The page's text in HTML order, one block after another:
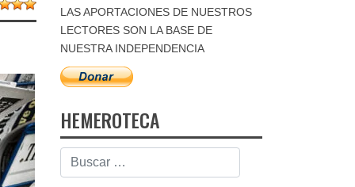
LAS APORTACIONES DE NUESTROS
LECTORES SON LA BASE DE
NUESTRA INDEPENDENCIA
HEMEROTECA